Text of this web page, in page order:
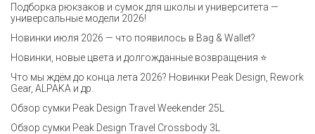
Подборка рюкзаков и сумок для школы и университета —
универсальные модели 2026!
Новинки июля 2026 — что появилось в Bag & Wallet?
Новинки, новые цвета и долгожданные возвращения ⭐️
Что мы ждём до конца лета 2026? Новинки Peak Design, Rework
Gear, ALPAKA и др.
Обзор сумки Peak Design Travel Weekender 25L
Обзор сумки Peak Design Travel Crossbody 3L